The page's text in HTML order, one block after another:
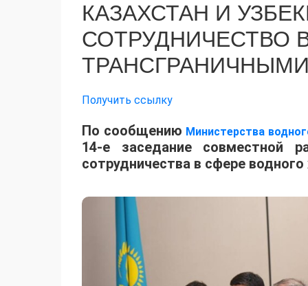
КАЗАХСТАН И
СОТРУДНИЧЕСТВО
Получить ссылку
По сообщению Министерства
14-е заседание совместной
сотрудничества в сфере